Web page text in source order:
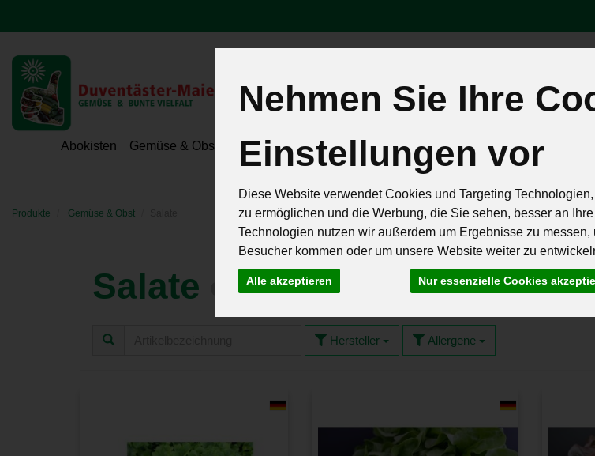
Nehmen Sie Ihre
Einstellungen vor
Diese Website verwendet Cookies und Targeting
zu ermöglichen und die Werbung, die Sie sehen, besser an
Technologien nutzen wir außerdem um Ergebnisse zu
Besucher kommen oder um unsere Website weiter zu
Alle akzeptieren Nur essenzielle Cookies
Hoeri - Gemüse
Abokisten Gemüse & Obst Hofeigene Spezialitäten Brot & Eier Feinkost & Geschenke
Produkte Gemüse & Obst
Salate 5 von 259
Hersteller Allergene